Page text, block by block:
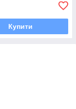
Купити